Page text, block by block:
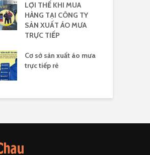
LỢI THẾ KHI MUA
HÀNG TẠI CÔNG TY
SẢN XUẤT ÁO MƯA
TRỰC TIẾP
Cơ sở sản xuất áo mưa
trực tiếp rẻ